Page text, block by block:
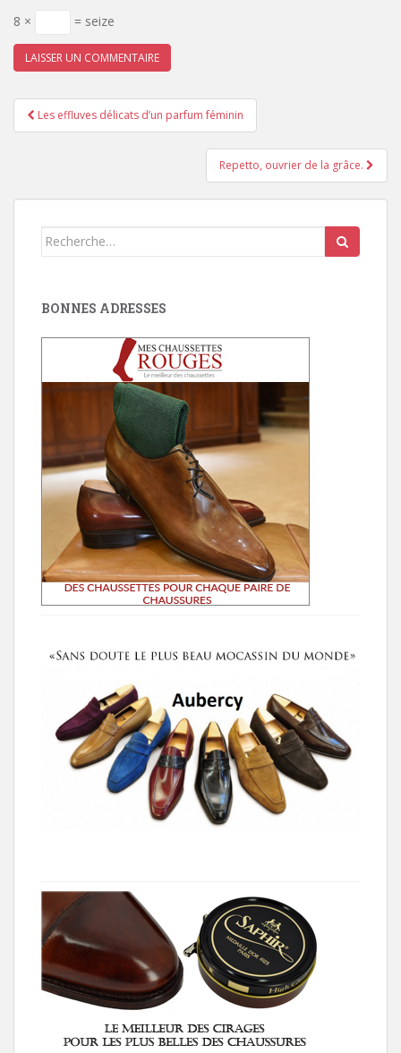
8 × = seize
Pagination
d'article
Les effluves délicats d’un parfum féminin
Repetto, ouvrier de la grâce.
Search
BONNES ADRESSES